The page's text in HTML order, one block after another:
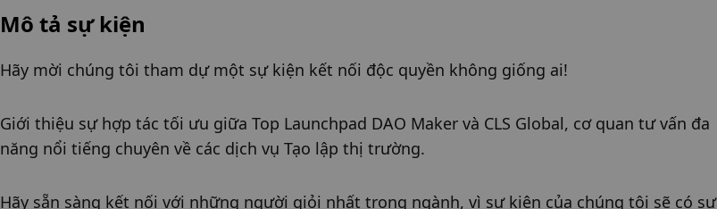
Mô tả sự kiện
Hãy mời chúng tôi tham dự một sự kiện kết nối độc quyền không giống ai!
Giới thiệu sự hợp tác tối ưu giữa Top Launchpad DAO Maker và CLS Global, cơ quan tư vấn đa
năng nổi tiếng chuyên về các dịch vụ Tạo lập thị trường.
Hãy sẵn sàng kết nối với những người giỏi nhất trong ngành, vì sự kiện của chúng tôi sẽ có sự